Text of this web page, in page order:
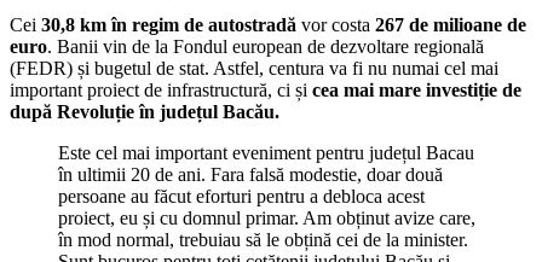
Cei 30,8 km în regim de autostradă vor costa 267 de milioane de
euro. Banii vin de la Fondul european de dezvoltare regională
(FEDR) și bugetul de stat. Astfel, centura va fi nu numai cel mai
important proiect de infrastructură, ci și cea mai mare investiție de
după Revoluție în județul Bacău.
Este cel mai important eveniment pentru județul Bacau
în ultimii 20 de ani. Fara falsă modestie, doar două
persoane au făcut eforturi pentru a debloca acest
proiect, eu și cu domnul primar. Am obținut avize care,
în mod normal, trebuiau să le obțină cei de la minister.